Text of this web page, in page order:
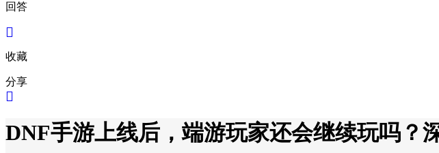
回答
收藏
分享
DNF手游上线后，端游玩家还会继续玩吗？